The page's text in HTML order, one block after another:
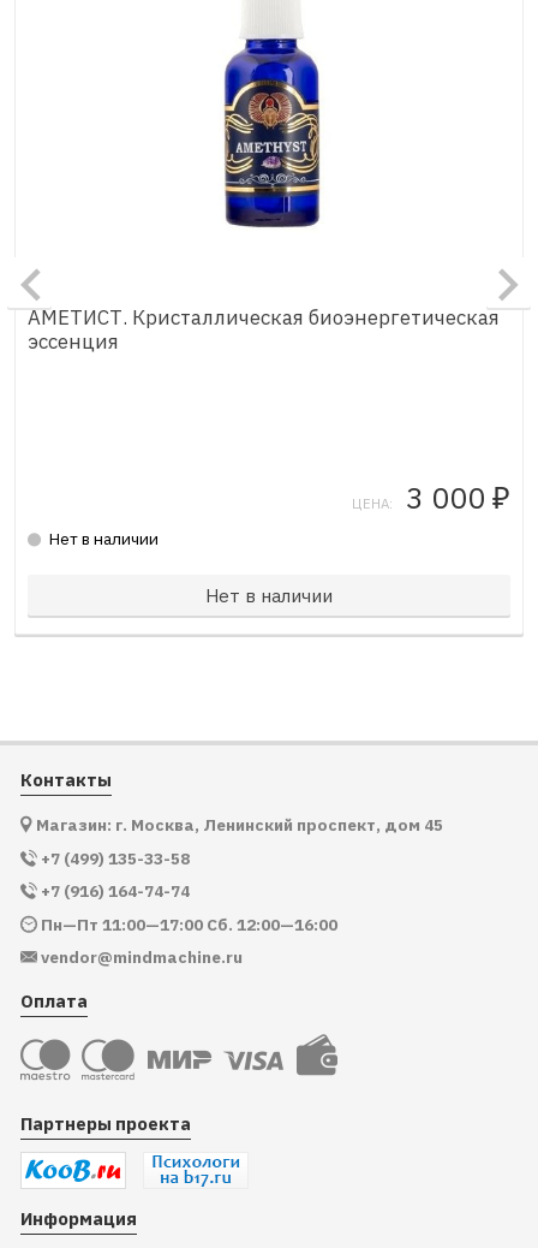
АМЕТИСТ. Кристаллическая биоэнергетическая
эссенция
ЦЕНА: 3 000 ₽
Нет в наличии
Нет в наличии
Контакты
Магазин: г. Москва, Ленинский проспект, дом 45
+7 (499) 135-33-58
+7 (916) 164-74-74
Пн—Пт 11:00—17:00 Сб. 12:00—16:00
vendor@mindmachine.ru
Оплата
Партнеры проекта
Информация